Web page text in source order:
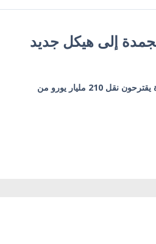
إلى هيكل جديد
مسؤولون سابقون من ألمانيا وفرنسا والولايات المتحدة يقترحون نقل 210 مليار يورو من